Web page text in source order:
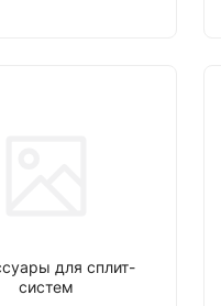
для сплит-
систем